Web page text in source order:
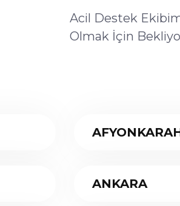
Acil Destek
Olmak İçin
ANKARA